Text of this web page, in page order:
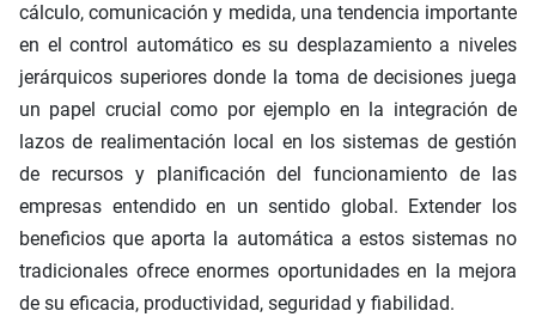
cálculo, comunicación y medida, una tendencia importante
en el control automático es su desplazamiento a niveles
jerárquicos superiores donde la toma de decisiones juega
un papel crucial como por ejemplo en la integración de
lazos de realimentación local en los sistemas de gestión
de recursos y planificación del funcionamiento de las
empresas entendido en un sentido global. Extender los
beneficios que aporta la automática a estos sistemas no
tradicionales ofrece enormes oportunidades en la mejora
de su eficacia, productividad, seguridad y fiabilidad.